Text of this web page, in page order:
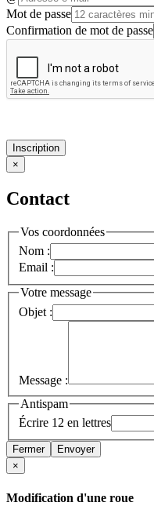
Mot de passe
Confirmation de mot de passe
Inscription
×
Contact
Vos coordonnées
Nom :
Email :
Votre message
Objet :
Message :
Antispam
Écrire 12 en lettres
Fermer
Envoyer
×
Modification d'une roue